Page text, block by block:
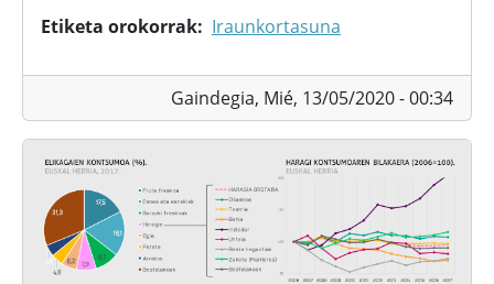
Etiketa orokorrak Iraunkortasuna
Gaindegia, Mié, 13/05/2020 - 00:34